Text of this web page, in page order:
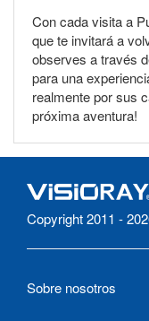
Con cada visita a
que te invitará a
observes a través
para una
realmente por sus
próxima aventura!
Copyright 2011 -
Sobre nosotros